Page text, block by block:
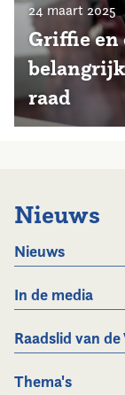
24 maart 2025
Griffie en
raad
Nieuws
Nieuws
In de media
Raadslid van de
Thema's